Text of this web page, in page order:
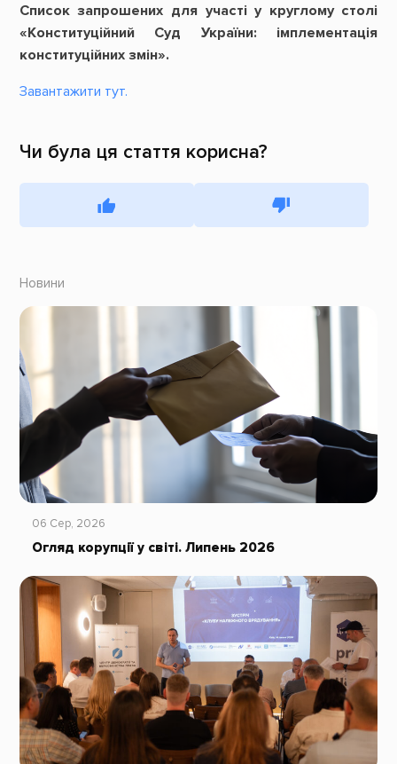
Список запрошених для участі у круглому столі
«Конституційний Суд України: імплементація
конституційних змін».
Завантажити тут.
Чи була ця стаття корисна?
Новини
06 Сер, 2026
Огляд корупції у світі. Липень 2026